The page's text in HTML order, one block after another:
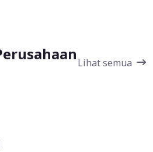
Lihat semua